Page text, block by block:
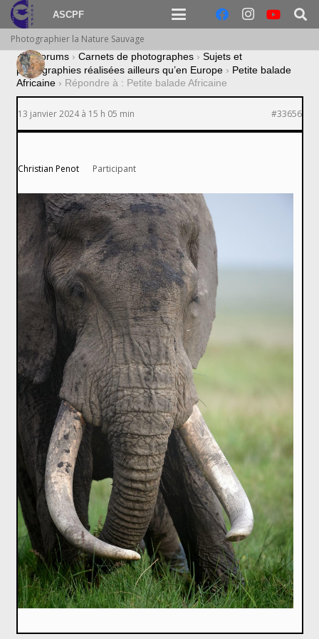
ASCPF
Photographier la Nature Sauvage
› Forums › Carnets de photographes › Sujets et
photographies réalisées ailleurs qu’en Europe › Petite balade
Africaine › Répondre à : Petite balade Africaine
13 janvier 2024 à 15 h 05 min #33656
Christian Penot Participant